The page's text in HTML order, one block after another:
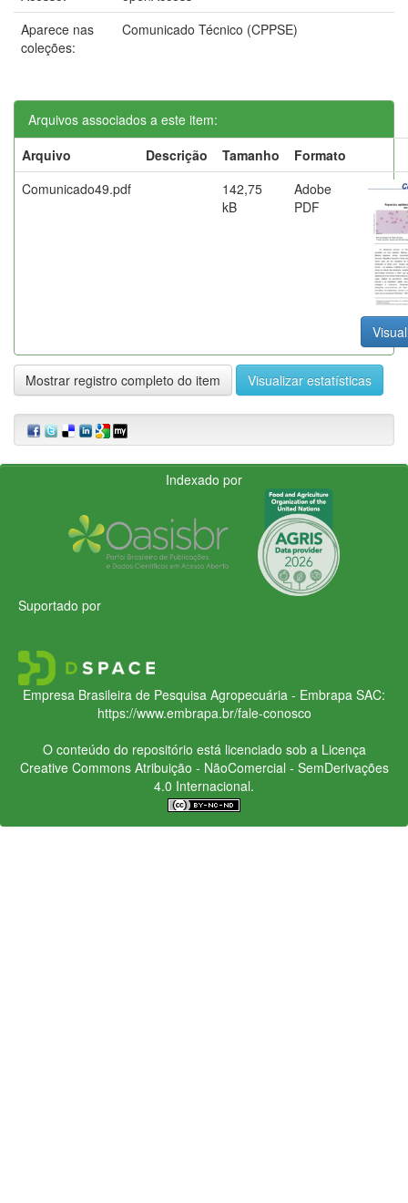
Aparece nas
coleções:
Comunicado Técnico (CPPSE)
Arquivos associados a este item:
Arquivo
Descrição Tamanho
Formato
Comunicado49.pdf
142,75
kB
Adobe
PDF
Mostrar registro completo do item Visualizar estatísticas
Indexado por
Suportado por
Empresa Brasileira de Pesquisa Agropecuária - Embrapa SAC:
https://www.embrapa.br/fale-conosco
O conteúdo do repositório está licenciado sob a Licença
Creative CommonsAtribuição - NãoComercial - SemDerivações
4.0 Internacional.